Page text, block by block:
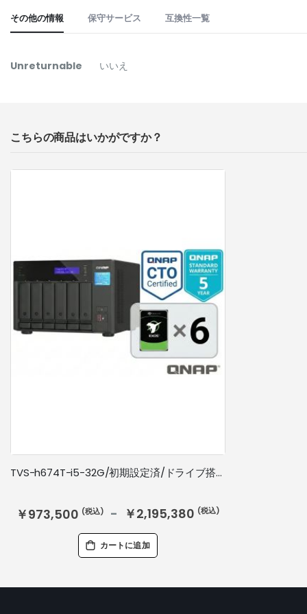
beginning
of
images
その他の情報
そ
報
Unreturnable いいえ
保守サービス 互換性一覧
こちらの商品はいかがですか？
TVS-h674T-i5-32G/初期設定済/ドライブ搭載/5年標準保証
￥973,500 ￥2,195,380
カートに追加